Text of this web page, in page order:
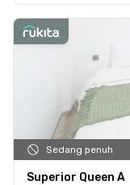
Sedang penuh
Superior Queen A